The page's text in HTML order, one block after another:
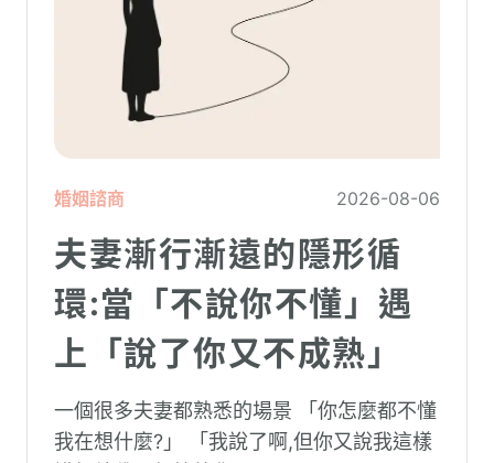
婚姻諮商 2026-08-06
夫妻漸行漸遠的隱形循
環:當「不說你不懂」遇
上「說了你又不成熟」
一個很多夫妻都熟悉的場景 「你怎麼都不懂
我在想什麼?」 「我說了啊,但你又說我這樣